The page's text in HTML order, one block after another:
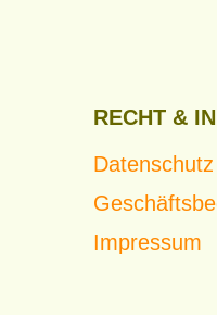
RECHT &
Datenschutz
Impressum